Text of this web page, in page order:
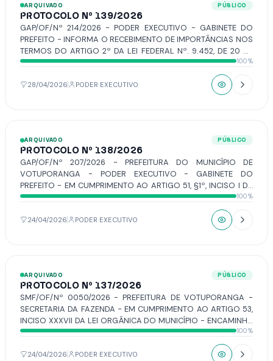
ARQUIVADO PÚBLICO
PROTOCOLO Nº 139/2026
GAP/OF/Nº 214/2026 - PODER EXECUTIVO - GABINETE DO
PREFEITO - INFORMA O RECEBIMENTO DE IMPORTÂNCIAS NOS
TERMOS DO ARTIGO 2º DA LEI FEDERAL Nº. 9.452, DE 20 DE
MARÇO DE 1997.
100%
28/04/2026 PODER EXECUTIVO
ARQUIVADO PÚBLICO
PROTOCOLO Nº 138/2026
GAP/OF/Nº 207/2026 - PREFEITURA DO MUNICÍPIO DE
VOTUPORANGA - PODER EXECUTIVO - GABINETE DO
PREFEITO - EM CUMPRIMENTO AO ARTIGO 51, §1º, INCISO I DA
LEI FEDERAL COMPLEMENTAR Nº 101/2000 – LEI DE
RESPONSABILIDADE FISCAL PARA ENCAMINHAR A VOSSA
SENHORIA O BALANÇO GERAL DO MUNICÍPIO, REFERENTE AO
100%
24/04/2026 PODER EXECUTIVO
ARQUIVADO PÚBLICO
PROTOCOLO Nº 137/2026
SMF/OF/Nº 0050/2026 - PREFEITURA DE VOTUPORANGA -
SECRETARIA DA FAZENDA - EM CUMPRIMENTO AO ARTIGO 53,
INCISO XXXVII DA LEI ORGÂNICA DO MUNICÍPIO - ENCAMINHA
CÓPIA DO BALANCETE GERAL DO MUNÍCIPIO DE
VOTUPORANGA, RECEITA E DESPESA, REFERENTE AO MÊS DE
MARÇO DE 2026.
100%
24/04/2026 PODER EXECUTIVO